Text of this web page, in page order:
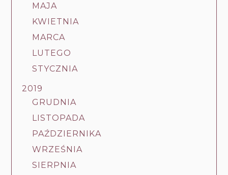
MAJA
KWIETNIA
MARCA
LUTEGO
STYCZNIA
2019
GRUDNIA
LISTOPADA
PAŹDZIERNIKA
WRZEŚNIA
SIERPNIA